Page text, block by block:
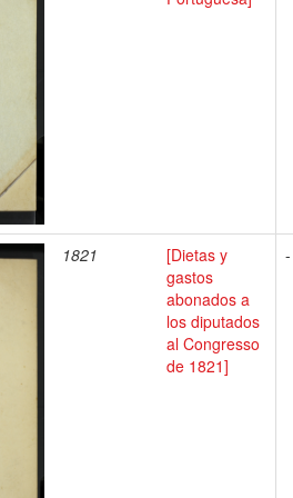
1821
[Dietas y
gastos
abonados a
los diputados
al Congresso
de 1821]
-